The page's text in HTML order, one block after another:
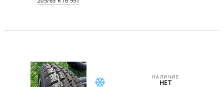
НАЛИЧИЕ
НЕТ